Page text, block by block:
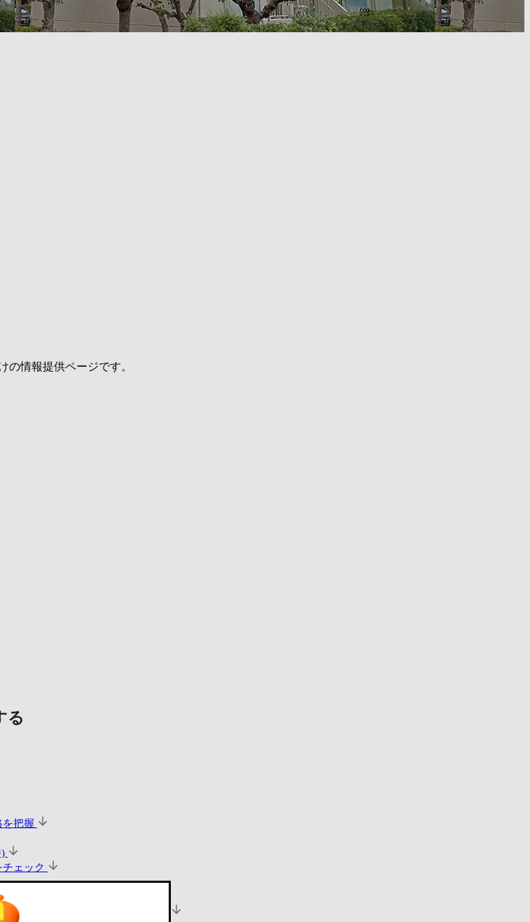
の情報提供ページです。
る
を把握
ェック
買取相談ができる不動産会社(29社)